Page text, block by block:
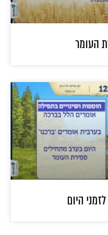
העומר
היום